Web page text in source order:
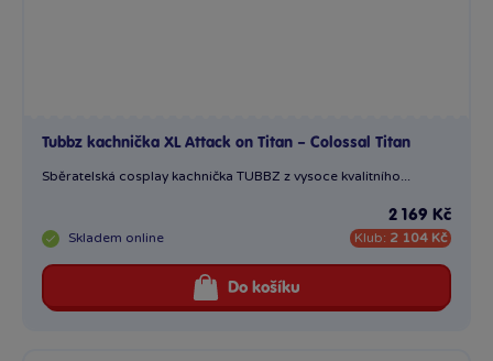
Tubbz kachnička XL Attack on Titan – Colossal Titan
Sběratelská cosplay kachnička TUBBZ z vysoce kvalitního...
Skladem online
2 169 Kč
Klub: 2 104 Kč
Do košíku